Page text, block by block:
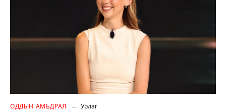
ОДДЫН АМЬДРАЛ Урлаг